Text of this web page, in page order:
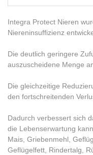
Integra Protect Nieren
Niereninsuffizienz
Die deutlich geringere
auszuscheidene Menge
Die gleichzeitige
den fortschreitenden
Dadurch verbessert sich
die Lebenserwartung
Mais, Griebenmehl,
Geflügelfett, Rindertalg,